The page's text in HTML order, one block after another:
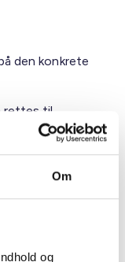
Om
og
den konkrete
rettes til
33 76 20 69 eller